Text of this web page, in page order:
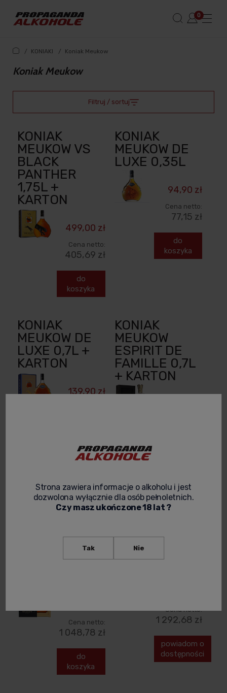
/ KONIAKI / Koniak Meukow
Koniak Meukow
Filtruj / sortuj
KONIAK
MEUKOW VS
BLACK
PANTHER
1,75L +
KARTON
499,00 zł
Cena netto:
405,69 zł
do
koszyka
KONIAK
MEUKOW DE
LUXE 0,35L
94,90 zł
Cena netto:
77,15 zł
do
koszyka
KONIAK
MEUKOW DE
LUXE 0,7L +
KARTON
139,90 zł
koszyka
KONIAK
MEUKOW
ESPIRIT DE
FAMILLE 0,7L
+ KARTON
KONIAK
MEUKOW
EXCLUSIVE
DECANTER
Cena netto:
1 048,78 zł
do
koszyka
KONIAK
MEUKOW
1988 VINTAGE
0,7L +
KARTON
Cena netto:
1 292,68 zł
powiadom o
dostępności
Strona zawiera informacje o alkoholu i jest
dozwolona wyłącznie dla osób pełnoletnich.
Czy masz ukończone 18 lat ?
Tak Nie